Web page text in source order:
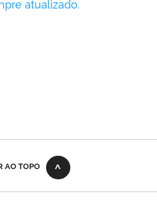
atualizado.
AO TOPO